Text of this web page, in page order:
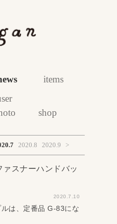
items
shop
2020.8 2020.9 >
スナーハンドバッ
2020.7.10
は、定番品 G‐83にな